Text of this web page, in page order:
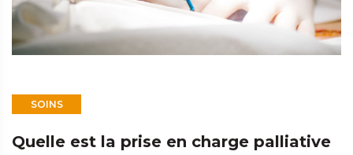
SOINS
Quelle est la prise en charge palliative